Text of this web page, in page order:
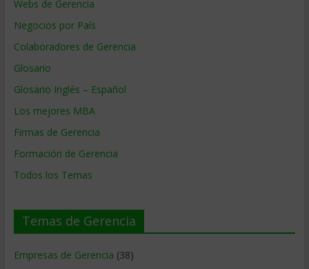
Webs de Gerencia
Negocios por País
Colaboradores de Gerencia
Glosario
Glosario Inglés – Español
Los mejores MBA
Firmas de Gerencia
Formación de Gerencia
Todos los Temas
Temas de Gerencia
Empresas de Gerencia (38)